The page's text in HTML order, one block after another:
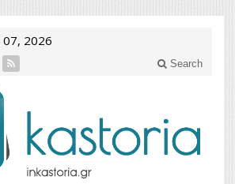
07, 2026
Search